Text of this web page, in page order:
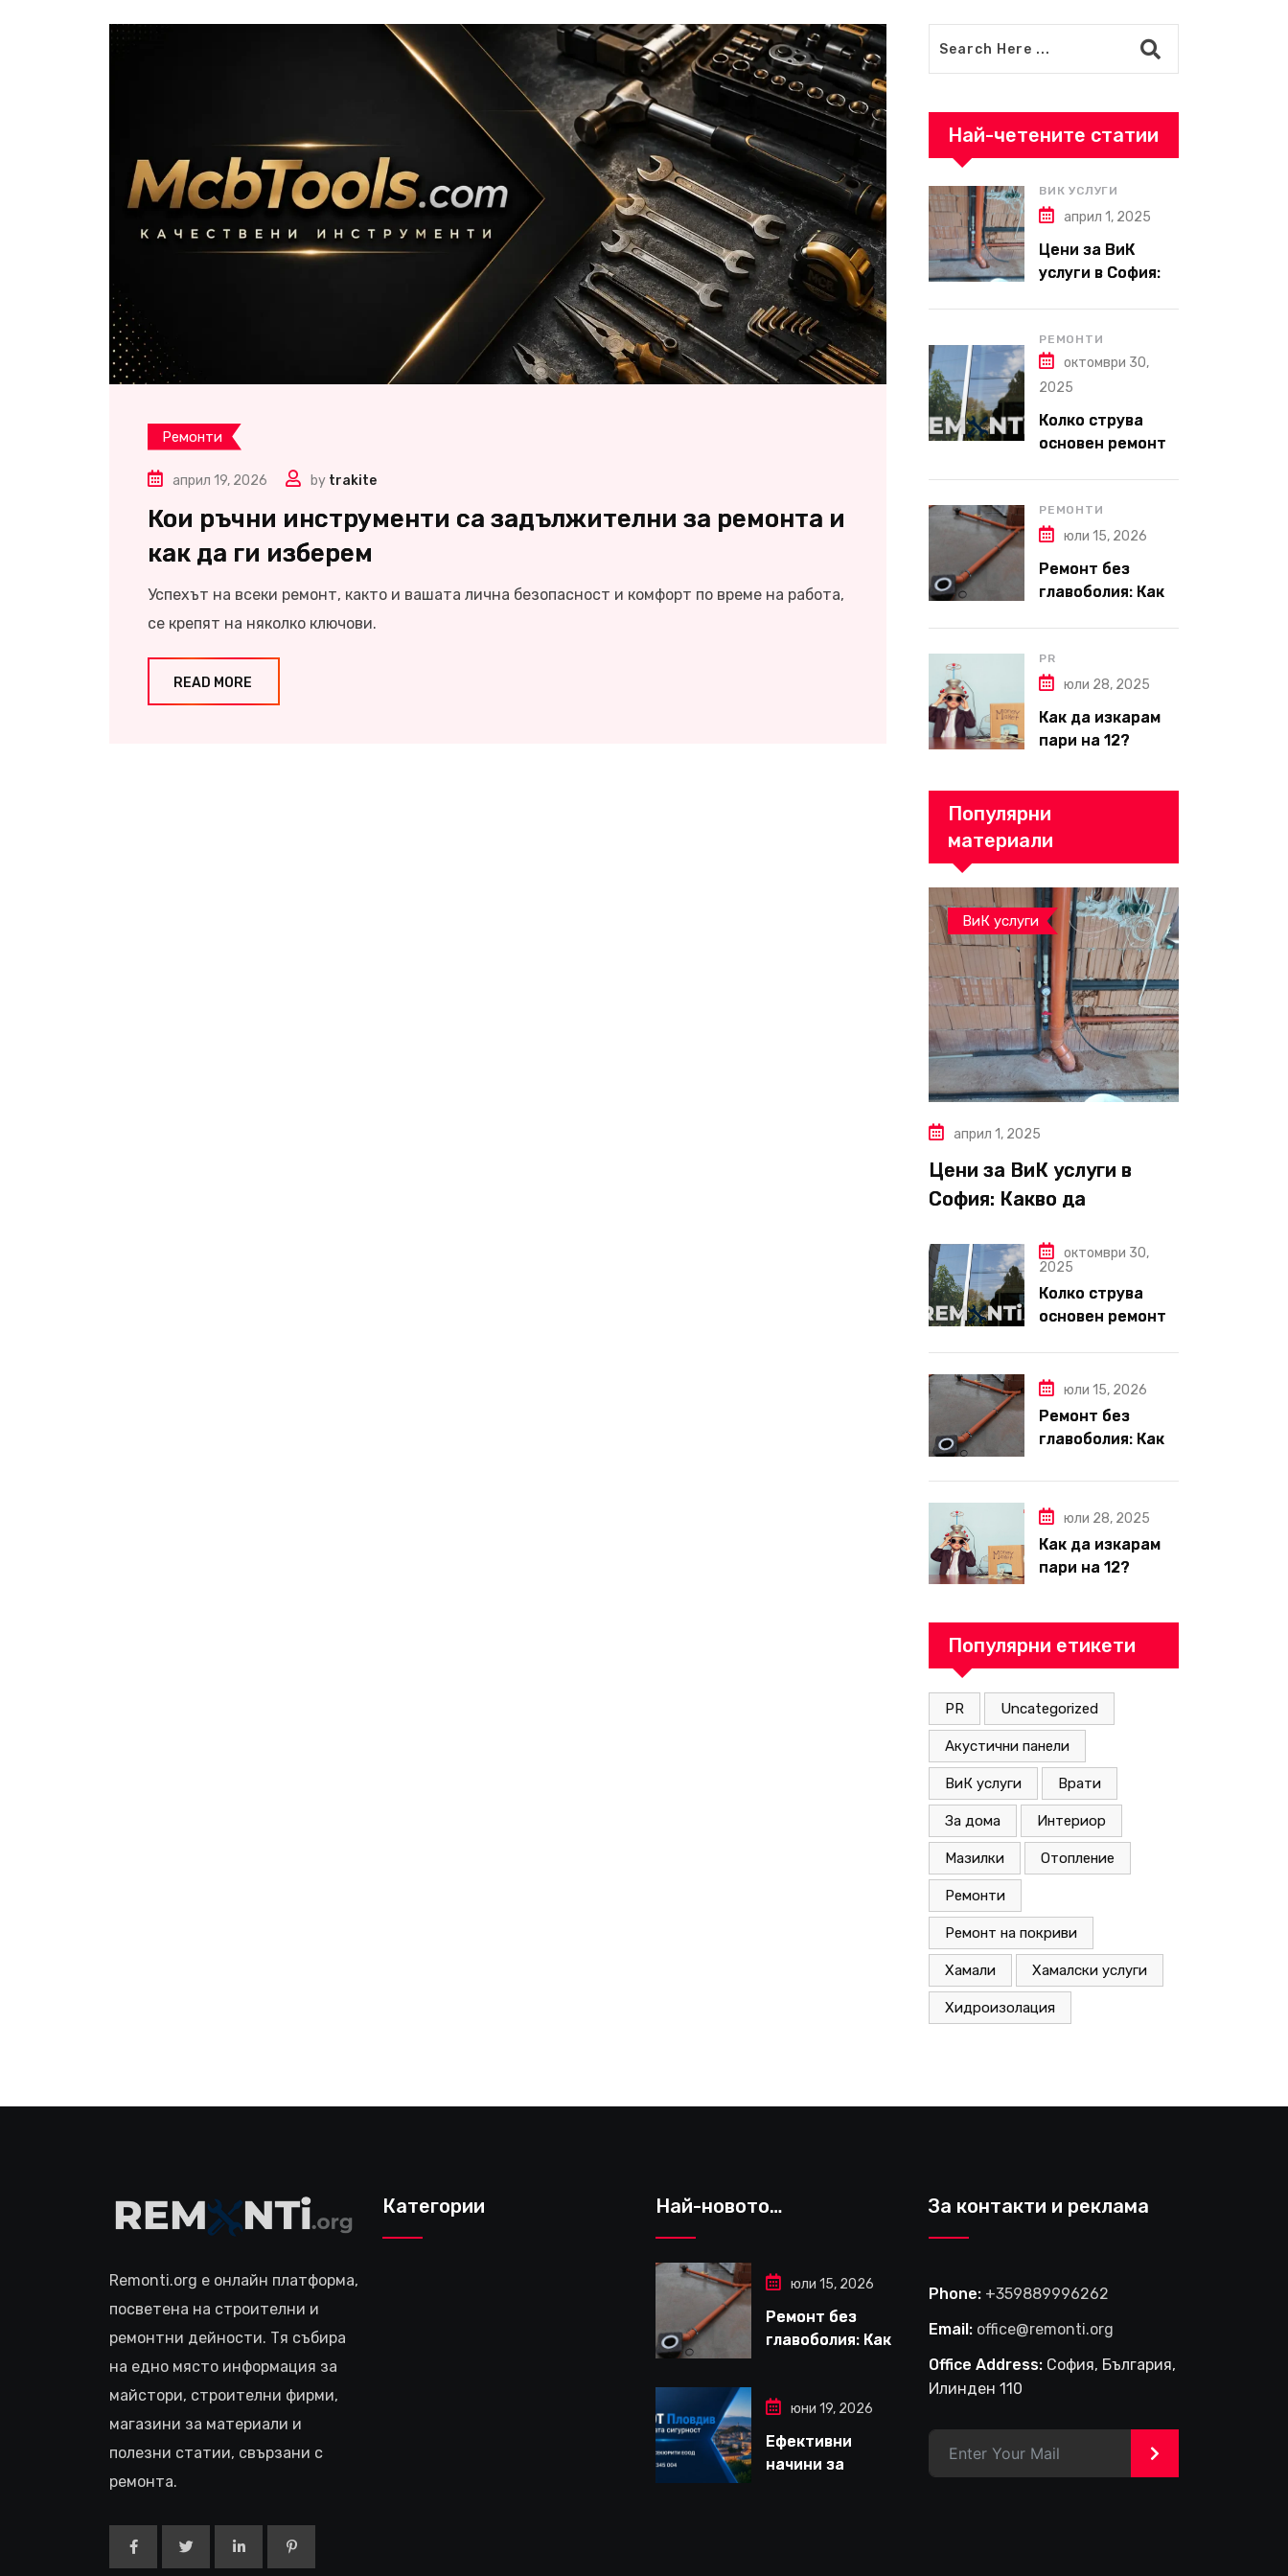
Ремонти
април 19, 2026 by trakite
Кои ръчни инструменти са задължителни за ремонта и
как да ги изберем
Успехът на всеки ремонт, както и вашата лична безопасност и комфорт по време на работа,
се крепят на няколко ключови.
READ MORE
Най-четените статии
ВИК УСЛУГИ
април 1, 2025
Цени за ВиК
услуги в София:
2025 г.?
РЕМОНТИ
октомври 30,
2025
Колко струва
основен ремонт
пълен наръчник
за планиране и
бюджет
РЕМОНТИ
юли 15, 2026
Ремонт без
главоболия: Как
за вътрешни
ремонти във
Варна
PR
юли 28, 2025
Как да изкарам
пари на 12?
Популярни
материали
ВиК услуги
април 1, 2025
Цени за ВиК услуги в
София: Какво да
октомври 30,
2025
Колко струва
основен ремонт
пълен наръчник
за планиране и
бюджет
юли 15, 2026
Ремонт без
главоболия: Как
надеждна фирма
за вътрешни
ремонти във
Варна
юли 28, 2025
Как да изкарам
пари на 12?
Популярни етикети
PR Uncategorized
Акустични панели
ВиК услуги Врати
За дома Интериор
Мазилки Отопление
Ремонти
Ремонт на покриви
Хамали Хамалски услуги
Хидроизолация
Remonti.org е онлайн платформа,
посветена на строителни и
ремонтни дейности. Тя събира
на едно място информация за
майстори, строителни фирми,
магазини за материали и
полезни статии, свързани с
ремонта.
Категории Най-новото…
юли 15, 2026
Ремонт без
главоболия: Как
за вътрешни
ремонти във
Варна
юни 19, 2026
Ефективни
начини за
За контакти и реклама
Phone: +359889996262
Email: office@remonti.org
Office Address: София, България,
Илинден 110
>